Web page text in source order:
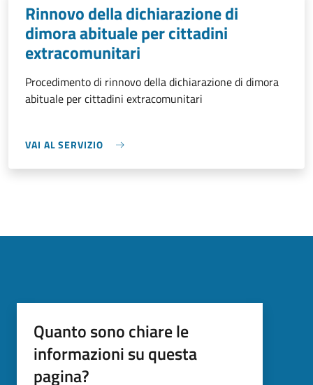
Rinnovo della dichiarazione di
dimora abituale per cittadini
extracomunitari
Procedimento di rinnovo della dichiarazione di dimora
abituale per cittadini extracomunitari
VAI AL SERVIZIO
Quanto sono chiare le
informazioni su questa
pagina?